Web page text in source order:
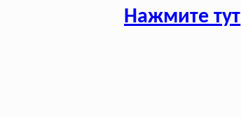
Нажмите тут